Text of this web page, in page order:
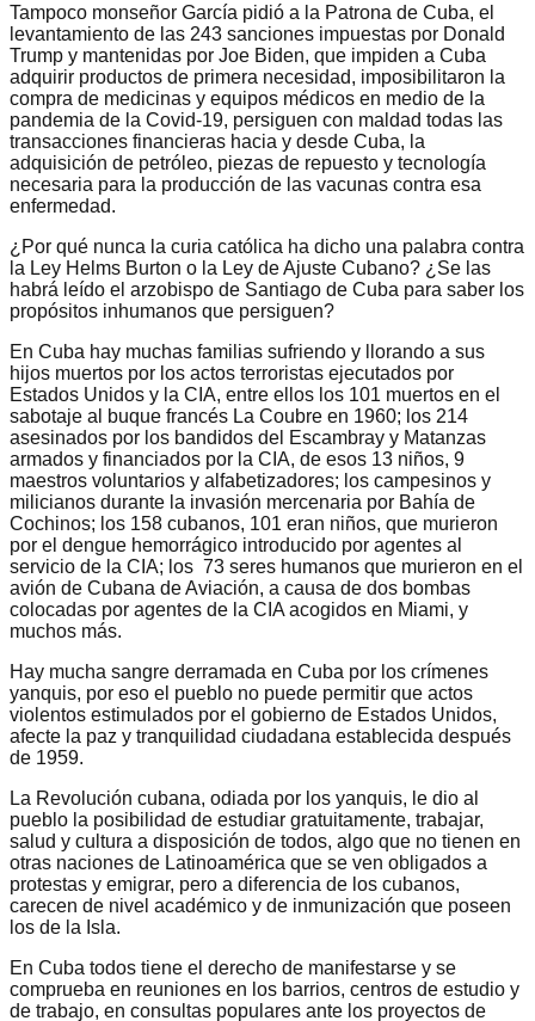
Tampoco monseñor García pidió a la Patrona de Cuba, el
levantamiento de las 243 sanciones impuestas por Donald
Trump y mantenidas por Joe Biden, que impiden a Cuba
adquirir productos de primera necesidad, imposibilitaron la
compra de medicinas y equipos médicos en medio de la
pandemia de la Covid-19, persiguen con maldad todas las
transacciones financieras hacia y desde Cuba, la
adquisición de petróleo, piezas de repuesto y tecnología
necesaria para la producción de las vacunas contra esa
enfermedad.
¿Por qué nunca la curia católica ha dicho una palabra contra
la Ley Helms Burton o la Ley de Ajuste Cubano? ¿Se las
habrá leído el arzobispo de Santiago de Cuba para saber los
propósitos inhumanos que persiguen?
En Cuba hay muchas familias sufriendo y llorando a sus
hijos muertos por los actos terroristas ejecutados por
Estados Unidos y la CIA, entre ellos los 101 muertos en el
sabotaje al buque francés La Coubre en 1960; los 214
asesinados por los bandidos del Escambray y Matanzas
armados y financiados por la CIA, de esos 13 niños, 9
maestros voluntarios y alfabetizadores; los campesinos y
milicianos durante la invasión mercenaria por Bahía de
Cochinos; los 158 cubanos, 101 eran niños, que murieron
por el dengue hemorrágico introducido por agentes al
servicio de la CIA; los 73 seres humanos que murieron en el
avión de Cubana de Aviación, a causa de dos bombas
colocadas por agentes de la CIA acogidos en Miami, y
muchos más.
Hay mucha sangre derramada en Cuba por los crímenes
yanquis, por eso el pueblo no puede permitir que actos
violentos estimulados por el gobierno de Estados Unidos,
afecte la paz y tranquilidad ciudadana establecida después
de 1959.
La Revolución cubana, odiada por los yanquis, le dio al
pueblo la posibilidad de estudiar gratuitamente, trabajar,
salud y cultura a disposición de todos, algo que no tienen en
otras naciones de Latinoamérica que se ven obligados a
protestas y emigrar, pero a diferencia de los cubanos,
carecen de nivel académico y de inmunización que poseen
los de la Isla.
En Cuba todos tiene el derecho de manifestarse y se
comprueba en reuniones en los barrios, centros de estudio y
de trabajo, en consultas populares ante los proyectos de